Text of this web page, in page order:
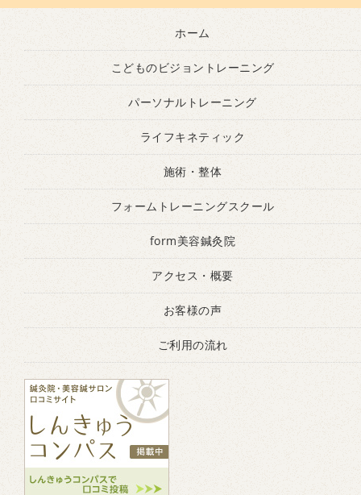
ホーム
こどものビジョントレーニング
パーソナルトレーニング
ライフキネティック
施術・整体
フォームトレーニングスクール
form美容鍼灸院
アクセス・概要
お客様の声
ご利用の流れ